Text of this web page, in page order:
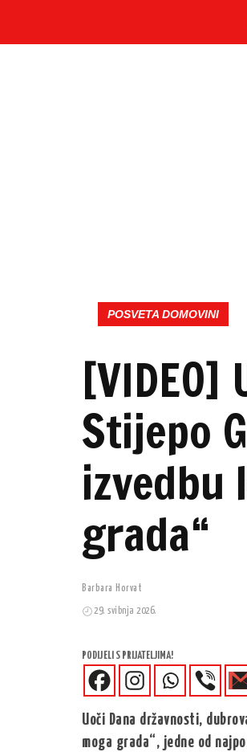
POSVETA DOMOVINI
[VIDEO]
Stijepo
izvedbu
grada“
Barbara Horvat
29. svibnja 2026.
PODIJELI S PRIJATELJIMA!
Uoči Dana državnosti,
moga grada“, jedne od